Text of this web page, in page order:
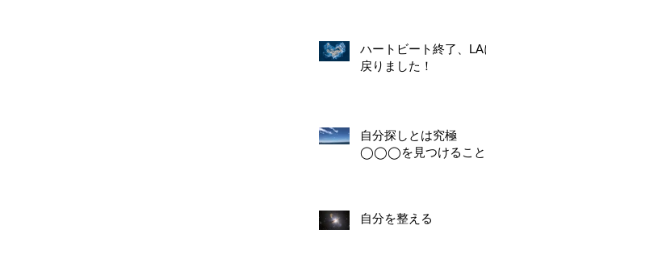
ハートビート終了、LAに
戻りました！
自分探しとは究極
◯◯◯を見つけること
自分を整える